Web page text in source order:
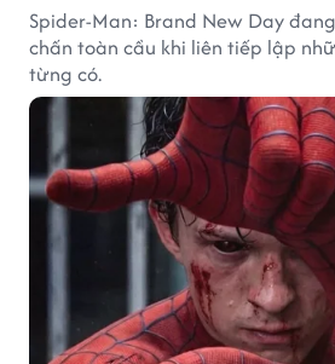
Spider-Man: Brand New Day
chấn toàn cầu khi liên tiếp lập
từng có.